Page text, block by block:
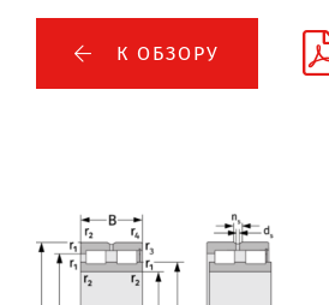
К ОБЗОРУ